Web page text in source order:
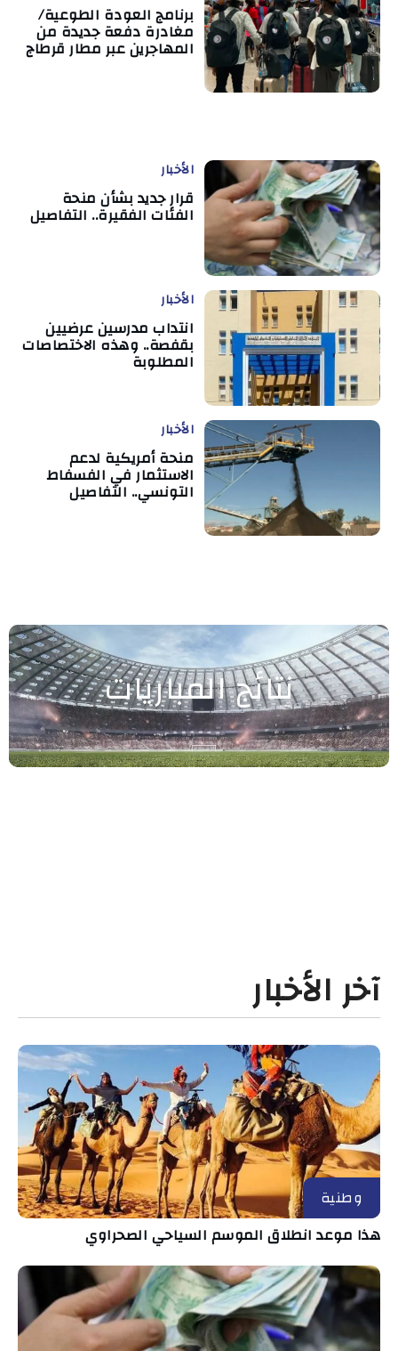
برنامج العودة الطوعية/
مغادرة دفعة جديدة من
المهاجرين عبر مطار قرطاج
الأخبار
قرار جديد بشأن منحة
الفئات الفقيرة.. التفاصيل
الأخبار
انتداب مدرسين عرضيين
بقفصة.. وهذه الاختصاصات
المطلوبة
الأخبار
منحة أمريكية لدعم
الاستثمار في الفسفاط
التونسي.. التفاصيل
نتائج المباريات
آخر الأخبار
وطنية
هذا موعد انطلاق الموسم السياحي الصحراوي